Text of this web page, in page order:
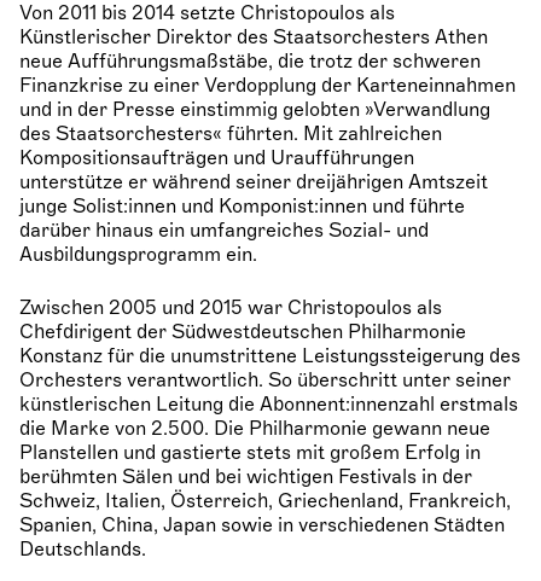
Von 2011 bis 2014 setzte Christopoulos als
Künstlerischer Direktor des Staatsorchesters Athen
neue Aufführungsmaßstäbe, die trotz der schweren
Finanzkrise zu einer Verdopplung der Karteneinnahmen
und in der Presse einstimmig gelobten »Verwandlung
des Staatsorchesters« führten. Mit zahlreichen
Kompositionsaufträgen und Uraufführungen
unterstütze er während seiner dreijährigen Amtszeit
junge Solist:innen und Komponist:innen und führte
darüber hinaus ein umfangreiches Sozial- und
Ausbildungsprogramm ein.
Zwischen 2005 und 2015 war Christopoulos als
Chefdirigent der Südwestdeutschen Philharmonie
Konstanz für die unumstrittene Leistungssteigerung des
Orchesters verantwortlich. So überschritt unter seiner
künstlerischen Leitung die Abonnent:innenzahl erstmals
die Marke von 2.500. Die Philharmonie gewann neue
Planstellen und gastierte stets mit großem Erfolg in
berühmten Sälen und bei wichtigen Festivals in der
Schweiz, Italien, Österreich, Griechenland, Frankreich,
Spanien, China, Japan sowie in verschiedenen Städten
Deutschlands.